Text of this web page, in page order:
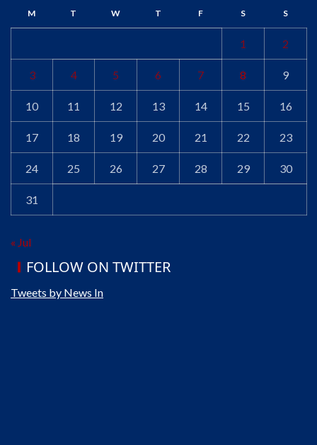
M T W T F S S
1 2
3 4 5 6 7 8 9
10 11 12 13 14 15 16
17 18 19 20 21 22 23
24 25 26 27 28 29 30
31
« Jul
FOLLOW ON TWITTER
Tweets by News In